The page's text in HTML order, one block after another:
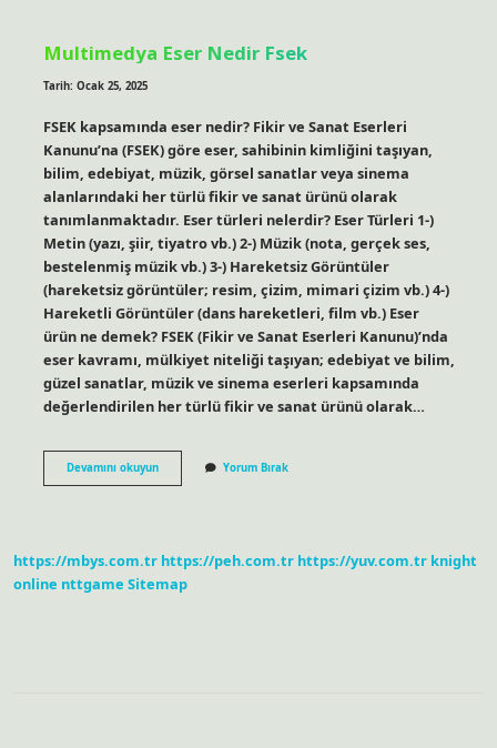
Multimedya Eser Nedir Fsek
Tarih: Ocak 25, 2025
FSEK kapsamında eser nedir? Fikir ve Sanat Eserleri
Kanunu’na (FSEK) göre eser, sahibinin kimliğini taşıyan,
bilim, edebiyat, müzik, görsel sanatlar veya sinema
alanlarındaki her türlü fikir ve sanat ürünü olarak
tanımlanmaktadır. Eser türleri nelerdir? Eser Türleri 1-)
Metin (yazı, şiir, tiyatro vb.) 2-) Müzik (nota, gerçek ses,
bestelenmiş müzik vb.) 3-) Hareketsiz Görüntüler
(hareketsiz görüntüler; resim, çizim, mimari çizim vb.) 4-)
Hareketli Görüntüler (dans hareketleri, film vb.) Eser
ürün ne demek? FSEK (Fikir ve Sanat Eserleri Kanunu)’nda
eser kavramı, mülkiyet niteliği taşıyan; edebiyat ve bilim,
güzel sanatlar, müzik ve sinema eserleri kapsamında
değerlendirilen her türlü fikir ve sanat ürünü olarak…
Devamını okuyunMultimedya
Eser
Yorum Bırak
https://mbys.com.tr https://peh.com.tr https://yuv.com.tr knight
online nttgame Sitemap